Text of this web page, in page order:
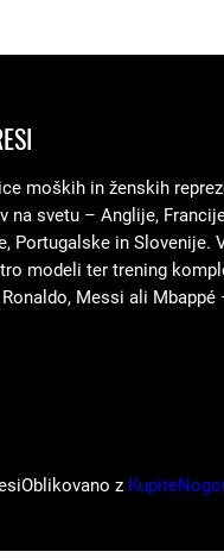
moških in ženskih
na svetu – Anglije,
Portugalske in Slovenije.
modeli ter trening
Messi ali Mbappé
Oblikovano z